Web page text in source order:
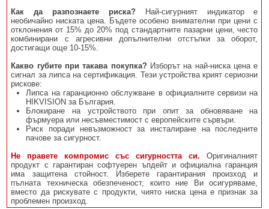
Как да разпознаете риска?Най-сигурният индикатор е
необичайно ниската цена. Бъдете особено внимателни при цени с
отклонения от 15% до 20% под стандартните пазарни цени, често
комбинирани с агресивни допълнителни отстъпки за оборот,
достигащи още 10-15%.
Какво губите при такава покупка?Изборът на най-ниска цена е
сигнал за липса на сертификация. Тези устройства крият сериозни
рискове:
Липса на гаранционно обслужване в официалните сервизи на
HIKVISION за България.
Блокиране на устройството при опит за обновяване на
фърмуера или несъвместимост с европейските сървъри.
Риск поради невъзможност за инсталиране на последните
пачове за сигурност.
Не правете компромис със сигурността си. Оригиналният
продукт с гарантиран софтуерен ъпдейт и официална гаранция
има защитена стойност. Изберете гарантирания произход и
пълната техническа обезпеченост, които ние Ви осигуряваме,
вместо да рискувате с продукти, чиято ниска цена е признак за
проблемен произход.